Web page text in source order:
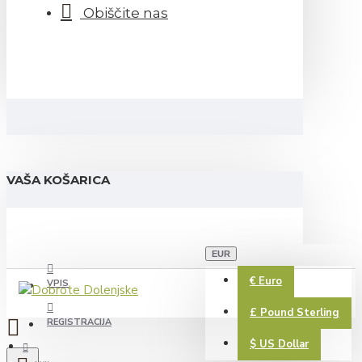
Obiščite nas
VAŠA KOŠARICA
VPIS
REGISTRACIJA
EUR
€ Euro
£ Pound Sterling
$ US Dollar